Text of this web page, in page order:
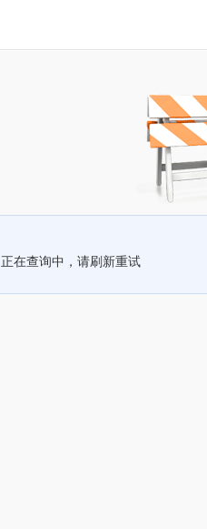
正在查询中，请刷新重试